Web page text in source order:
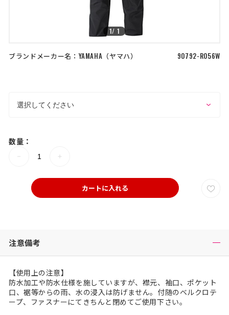
返金ポリシー
カスタマーハラスメントに対する方
1/ 1
ブランドメーカー名： YAMAHA ヤマハ 90792-R056W
数量：
カートに入れる
注意備考
【使用上の注意】
防水加工や防水仕様を施していますが、襟元、袖口、ポケット
口、裾等からの雨、水の浸入は防げません。付随のベルクロテ
ープ、ファスナーにてきちんと閉めてご使用下さい。